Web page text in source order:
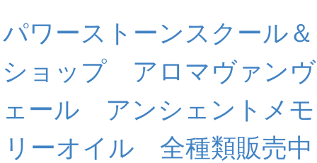
パワーストーンスクール＆
ショップ アロマヴァンヴ
ェール アンシェントメモ
リーオイル 全種類販売中